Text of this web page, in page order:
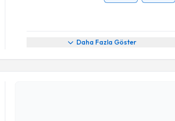
Daha Fazla Göster